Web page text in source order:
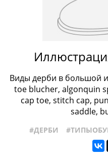
Виды дерби в большой
toe blucher, algonquin
cap toe, stitch cap,
saddle,
#ДЕРБИ